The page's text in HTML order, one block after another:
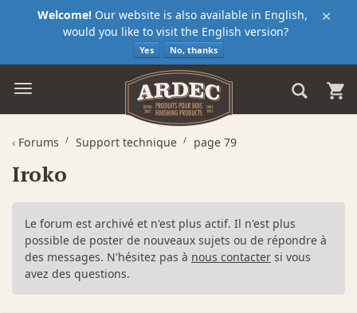
×
Welcome! Our website is also available in English,
would you like to visit the English version?
Yes No, thanks
‹ Forums Support technique page 79
Iroko
Le forum est archivé et n'est plus actif. Il n'est plus
possible de poster de nouveaux sujets ou de répondre à
des messages. N'hésitez pas à nous contacter si vous
avez des questions.